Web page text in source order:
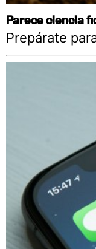
Parece ciencia
Prepárate